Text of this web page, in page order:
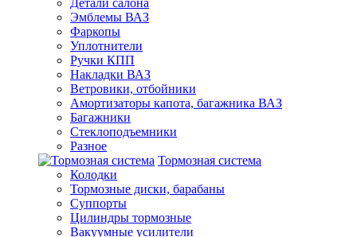
Детали салона
Эмблемы ВАЗ
Фаркопы
Уплотнители
Ручки КПП
Накладки ВАЗ
Ветровики, отбойники
Амортизаторы капота, багажника ВАЗ
Багажники
Стеклоподъемники
Разное
Тормозная система
Колодки
Тормозные диски, барабаны
Суппорты
Цилиндры тормозные
Вакуумные усилители